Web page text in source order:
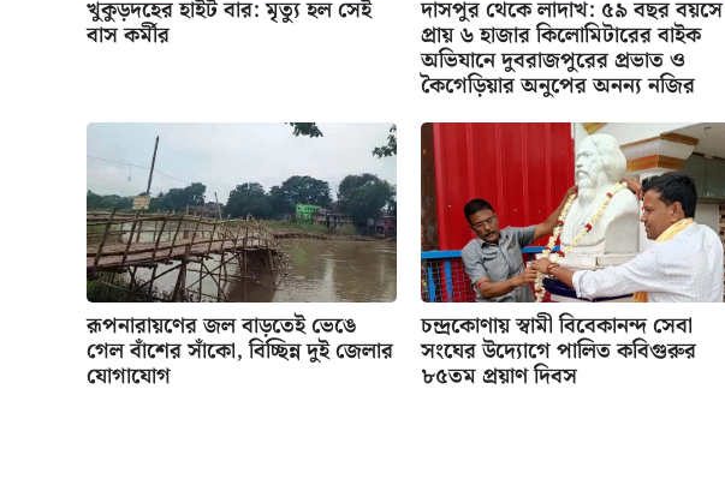
খুকুড়দহের হাইট বার: মৃত্যু হল সেই
বাস কর্মীর
দাসপুর থেকে লাদাখ: ৫৯ বছর বয়সে
প্রায় ৬ হাজার কিলোমিটারের বাইক
অভিযানে দুবরাজপুরের প্রভাত ও
কৈগেড়িয়ার অনুপের অনন্য নজির
রূপনারায়ণের জল বাড়তেই ভেঙে
গেল বাঁশের সাঁকো, বিচ্ছিন্ন দুই জেলার
যোগাযোগ
চন্দ্রকোণায় স্বামী বিবেকানন্দ সেবা
সংঘের উদ্যোগে পালিত কবিগুরুর
৮৫তম প্রয়াণ দিবস